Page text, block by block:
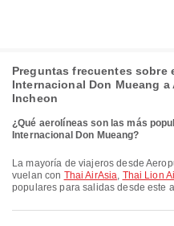
Preguntas frecuentes sobre
Internacional Don Mueang
Incheon
¿Qué aerolíneas son las más
Internacional Don Mueang?
La mayoría de viajeros desde Aeropuerto Internacional Don Mueang
vuelan con Thai AirAsia, Thai Lion
populares para salidas desde este